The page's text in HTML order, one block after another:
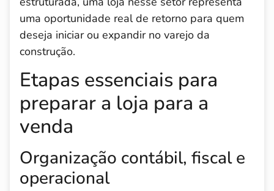
uma oportunidade real de retorno para quem
deseja iniciar ou expandir no varejo da
construção.
Etapas essenciais para
preparar a loja para a
venda
Organização contábil, fiscal e
operacional